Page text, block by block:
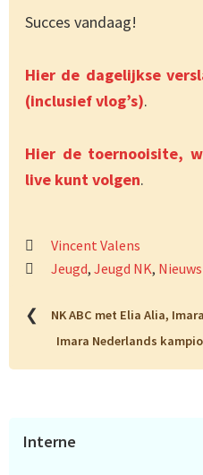
Succes vandaag!
Hier de dagelijkse
(inclusief vlog’s).
Hier de toernooisite,
live kunt volgen.
Vincent Valens
Jeugd, Jeugd NK, Nieuws
❮
NK ABC met Elia Alia,
Imara Nederlands
Primaire
Interne